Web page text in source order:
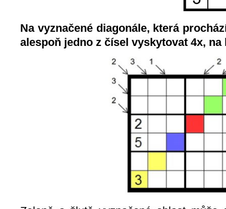
Na vyznačené diagonále, která
alespoň jedno z čísel vyskytovat 4x, na